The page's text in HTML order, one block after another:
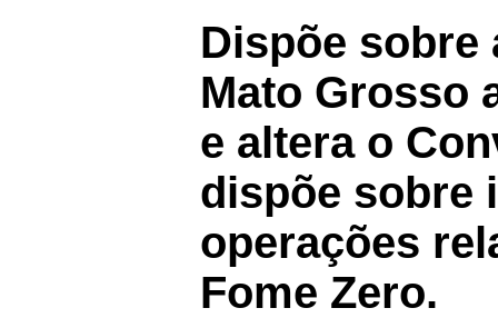
Dispõe sobre
Mato Grosso
e altera o
dispõe sobre
operações
Fome Zero.